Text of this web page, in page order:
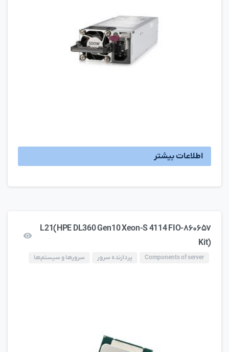
اطلاعات بیشتر
۸۶۰۶۵۷-L21(HPE DL360 Gen10 Xeon-S 4114 FIO
Kit)
Components of server پردازنده سرور سرورها و سیستم‌ها